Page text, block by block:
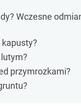
Wczesne
przymrozkami?